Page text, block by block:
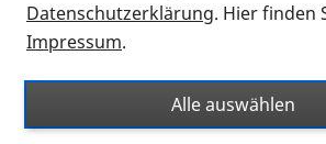
Auf dieser Seite finden Sie
Ort. Nutzen Sie den Formatfilter,
nach Flyern und Broschüren,
Datenschutzerklärung. Hier finden
Impressum.
Alle auswählen